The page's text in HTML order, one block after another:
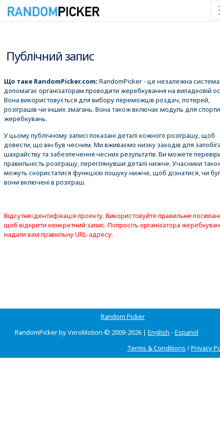
Публічний запис
Що таке RandomPicker.com: RandomPicker - це незалежна
допомагає організаторам проводити жеребкування на випадковій
Вона використовується для вибору переможців роздач, лотерей,
розіграшів чи інших змагань. Вона також включає модуль для
жеребкувань.
У цьому публічному записі показані деталі кожного розіграшу, щоб
довести, що він був чесним. Ми вживаємо низку заходів для
шахрайству та забезпечення чесних результатів. Ви можете
правильність розіграшу, переглянувши деталі нижче. Учасники
можуть скористатися функцією пошуку нижче, щоб дізнатися, чи
вони включені в розіграш.
Відсутня ідентифікація проекту. Використовуйте правильне
щоб відкрити конкретний запис. Попросіть організатора
надати вам правильну URL-адресу.
Random Picker
RandomPicker by VeroMotion © 2009-2026 | English - Espanol
Terms & Conditions /Privacy